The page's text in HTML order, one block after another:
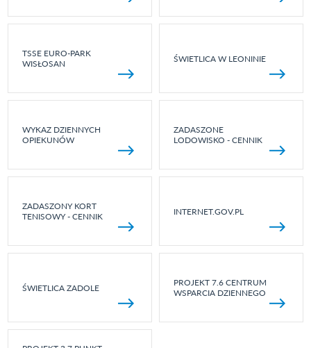
TSSE EURO-PARK
WISŁOSAN
ŚWIETLICA W LEONINIE
WYKAZ DZIENNYCH
OPIEKUNÓW
ZADASZONE
LODOWISKO - CENNIK
ZADASZONY KORT
TENISOWY - CENNIK
INTERNET.GOV.PL
ŚWIETLICA ZADOLE
PROJEKT 7.6 CENTRUM
WSPARCIA DZIENNEGO